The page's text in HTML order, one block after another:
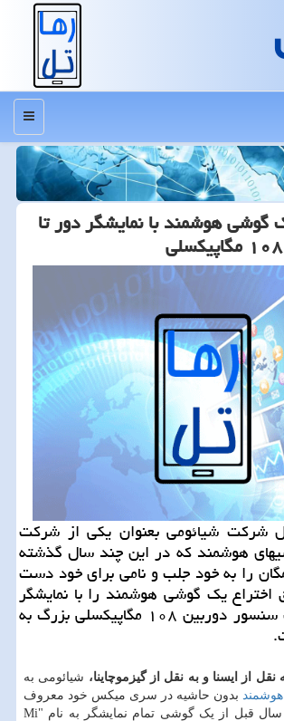
منو
گوشی هوشمند با نمایشگر دور تا
شركت شیائومی بعنوان یكی از شركت
هوشمند كه در این چند سال گذشته
را به خود جلب و نامی برای خود دست
اختراع یك گوشی هوشمند را با نمایشگر
دور تا دور و یك سنسور دوربین ۱۰۸ مگاپیكسلی بزرگ به
از ایسنا و به نقل از گیزموچاینا، شیائومی به
هوشمند بدون حاشیه در سری میکس خود معروف
است. این شرکت سال قبل از یک گوشی تمام نمایشگر به نام "Mi